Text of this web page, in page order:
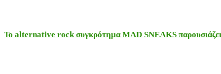
Το alternative rock συγκρότημα MAD SNEAKS